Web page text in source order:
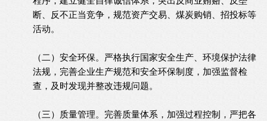
断、反不正当竞争，规范资产交易、煤炭购销、招投标等
活动。
（二）安全环保。严格执行国家安全生产、环境保护法律
法规，完善企业生产规范和安全环保制度，加强监督检
查，及时发现并整改违规问题。
（三）质量管理。完善质量体系，加强过程控制，严把各